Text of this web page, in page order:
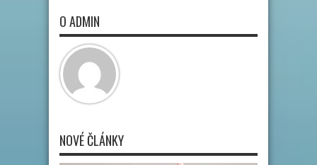
O ADMIN
NOVÉ ČLÁNKY